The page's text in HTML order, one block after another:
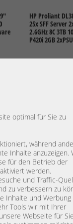
optimal für Sie zu
während
Inhalte anzuzeigen.
für den Betrieb der
werden.
und Traffic-
zu verbessern zu
Inhalte und Werbung
Tools wir mit Ihrer
Webseite für Sie
HP Proliant
25x SFF Server
2.6GHz 8C 3TB
P420i 2GB
Preis exkl.
exkl.
HP Proliant
25x SFF Server
2.8GHz 10C 3TB